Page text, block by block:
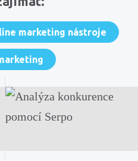
marketing nástroje